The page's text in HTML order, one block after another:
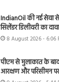
IndianOil की नई सेवा
सिलेंडर डिलीवरी का
8 August 2026 - 6:06
पीएम से मुलाकात के
आरक्षण और परिसीमन